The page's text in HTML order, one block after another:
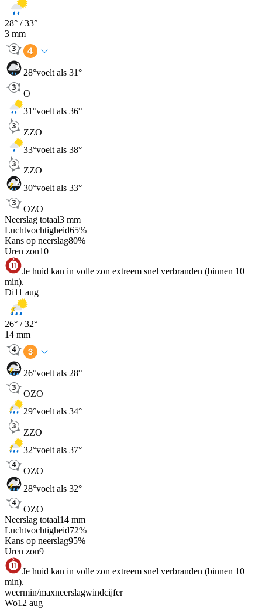
28° /33°
3 mm
28°voelt als 31°
O
31°voelt als 36°
ZZO
33°voelt als 38°
ZZO
30°voelt als 33°
OZO
Neerslag totaal3 mm
Luchtvochtigheid65%
Kans op neerslag80%
Uren zon10
Je huid kan in volle zon extreem snel verbranden (binnen 10
min).
Di11 aug
26° /32°
14 mm
26°voelt als 28°
OZO
29°voelt als 34°
ZZO
32°voelt als 37°
OZO
28°voelt als 32°
OZO
Neerslag totaal14 mm
Luchtvochtigheid72%
Kans op neerslag95%
Uren zon9
Je huid kan in volle zon extreem snel verbranden (binnen 10
min).
weermin/maxneerslagwindcijfer
Wo12 aug